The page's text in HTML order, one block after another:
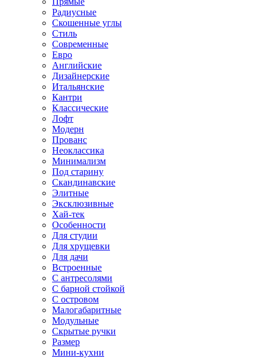
Радиусные
Скошенные углы
Стиль
Современные
Евро
Английские
Дизайнерские
Итальянские
Кантри
Классические
Лофт
Модерн
Прованс
Неоклассика
Минимализм
Под старину
Скандинавские
Элитные
Эксклюзивные
Хай-тек
Особенности
Для студии
Для хрущевки
Для дачи
Встроенные
С антресолями
С барной стойкой
С островом
Малогабаритные
Модульные
Скрытые ручки
Размер
Мини-кухни